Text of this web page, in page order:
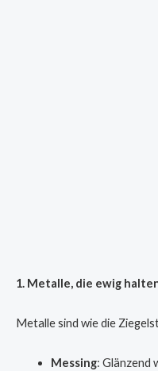
1. Metalle, die ewig
Metalle sind wie die
Messing: Glänzend